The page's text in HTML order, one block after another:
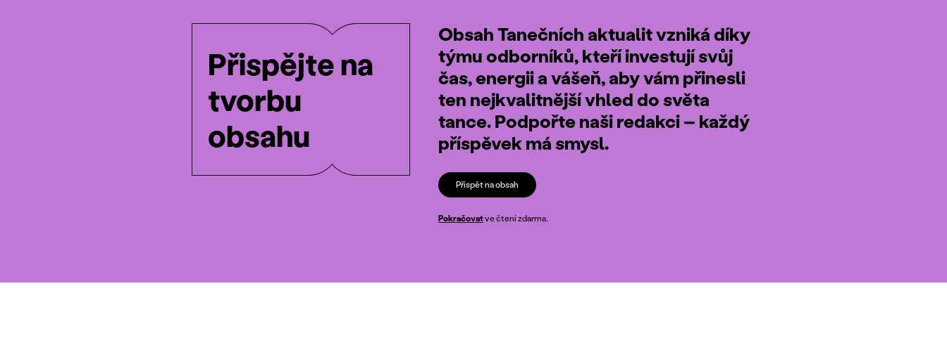
Přispějte na
tvorbu
obsahu
Obsah Tanečních aktualit vzniká díky
týmu odborníků, kteří investují svůj
čas, energii a vášeň, aby vám přinesli
ten nejkvalitnější vhled do světa
tance. Podpořte naši redakci – každý
příspěvek má smysl.
Přispět na obsah
Pokračovatve čtení zdarma.